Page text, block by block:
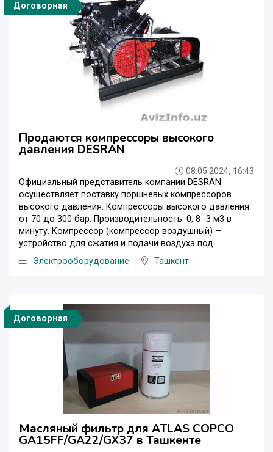
Договорная
Продаются компрессоры высокого
давления DESRAN
08.05.2024, 16:43
Официальный представитель компании DESRAN
осуществляет поставку поршневых компрессоров
высокого давления. Компрессоры высокого давления:
от 70 до 300 бар. Производительность. 0, 8 -3 м3 в
минуту. Компрессор (компрессор воздушный) —
устройство для сжатия и подачи воздуха под ...
Электрооборудование
Ташкент
Договорная
Масляный фильтр для ATLAS COPCO
GA15FF/GA22/GX37 в Ташкенте